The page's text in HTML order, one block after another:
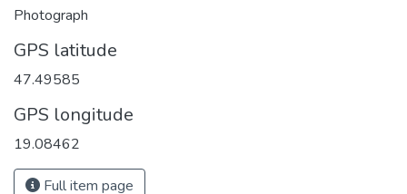
Photograph
GPS latitude
47.49585
GPS longitude
19.08462
Full item page